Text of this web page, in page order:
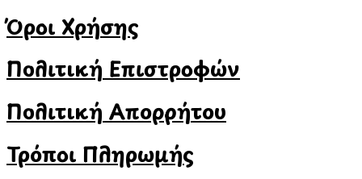
Όροι Χρήσης
Πολιτική Επιστροφών
Πολιτική Απορρήτου
Τρόποι Πληρωμής